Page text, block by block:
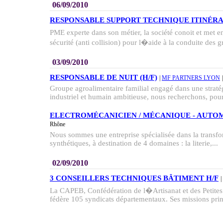
06/09/2010
RESPONSABLE SUPPORT TECHNIQUE
PME experte dans son métier, la société conoit et met
sécurité (anti collision) pour l�aide à la conduite des
03/09/2010
RESPONSABLE DE NUIT (H/F) MF PARTNERS LYON
Groupe agroalimentaire familial engagé dans une
industriel et humain ambitieuse, nous recherchons,
ELECTROMÉCANICIEN / MÉCANIQUE -
Rhône
Nous sommes une entreprise spécialisée dans la
synthétiques, à destination de 4 domaines : la literie,...
02/09/2010
3 CONSEILLERS TECHNIQUES BÂTIMENT H/F
La CAPEB, Confédération de l�Artisanat et des
fédère 105 syndicats départementaux. Ses missions